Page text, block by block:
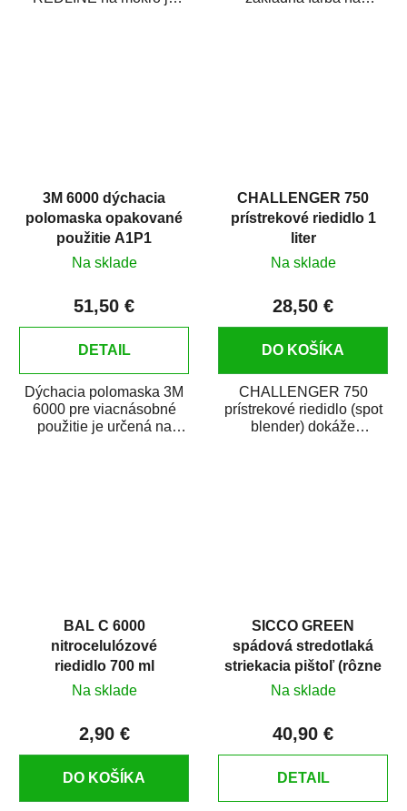
3M 6000 dýchacia
polomaska opakované
použitie A1P1
Na sklade
51,50 €
DETAIL
Dýchacia polomaska 3M
6000 pre viacnásobné
použitie je určená na
CHALLENGER 750
prístrekové riedidlo 1
liter
Na sklade
28,50 €
DO KOŠÍKA
CHALLENGER 750
prístrekové riedidlo (spot
blender) dokáže
BAL C 6000
nitrocelulózové
riedidlo 700 ml
Na sklade
2,90 €
DO KOŠÍKA
SICCO GREEN
spádová stredotlaká
striekacia pištoľ (rôzne
trysky)
Na sklade
40,90 €
DETAIL